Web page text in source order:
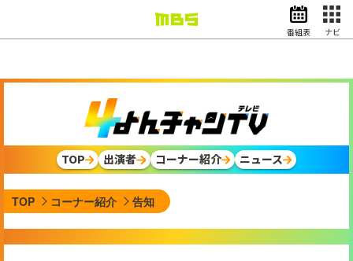
ドラマ
スポーツ
動画イズム ニュース
天気・防災
映画 アナウンサー
番組表 ナビ
TOP 出演者 コーナー紹介 ニュース
TOP コーナー紹介 告知